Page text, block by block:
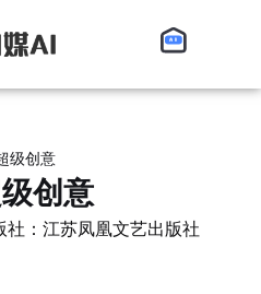
级创意
创意
社：江苏凤凰文艺出版社